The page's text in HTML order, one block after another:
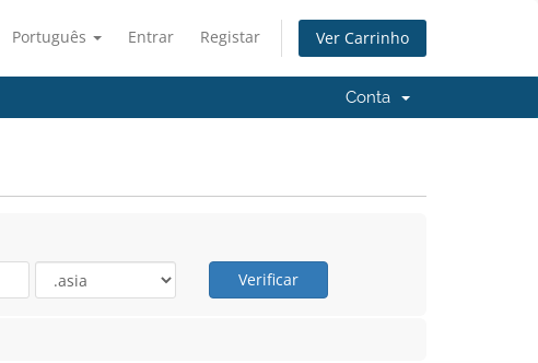
Português Entrar Registar Ver Carrinho
Conta
Verificar